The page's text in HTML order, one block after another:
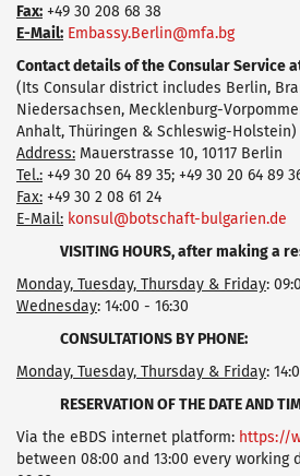
Fax: +49 30 208 68 38
E-Mail: Embassy.Berlin@mfa.bg
Contact details of the Consular Service
(Its Consular district includes Berlin,
Niedersachsen, Mecklenburg-
Anhalt, Thüringen & Schleswig-Holstein)
Address: Mauerstrasse 10, 10117 Berlin
Tel.: +49 30 20 64 89 35; +49 30 20 64 89
Fax: +49 30 2 08 61 24
E-Mail: konsul@botschaft-bulgarien.de
VISITING HOURS, after making a
Monday, Tuesday, Thursday & Friday:
Wednesday: 14:00 - 16:30
CONSULTATIONS BY PHONE:
Monday, Tuesday, Thursday & Friday:
RESERVATION OF THE DATE AND
Via the eBDS internet platform: https://
between 08:00 and 13:00 every working